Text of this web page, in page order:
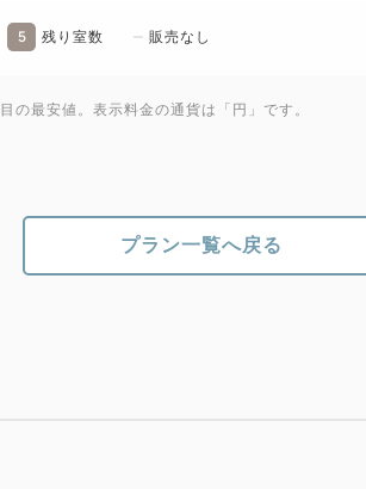
5 残り室数 販売なし
最安値。表示料金の通貨は「円」です。
プラン一覧へ戻る